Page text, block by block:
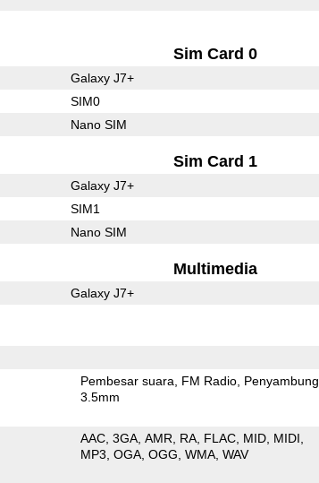
Sim Card 0
Galaxy J7+
SIM0
Nano SIM
Sim Card 1
Galaxy J7+
SIM1
Nano SIM
Multimedia
Galaxy J7+
Pembesar suara FM Radio Penyambung
3.5mm
AAC 3GA AMR RA FLAC MID MIDI
MP3 OGA OGG WMA WAV